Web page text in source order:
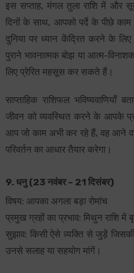
इस सप्ताह, मंगल तुला राशि में और
दिनों के साथ, आपको पर्दे के पीछे
दुनिया पर ध्यान केंद्रित करने के
पुराने भावनात्मक बोझ या आत्म-
लिए प्रेरित महसूस कर सकते हैं।
साप्ताहिक राशिफल भविष्यवाणियाँ
जीवन को व्यवस्थित करने के आपके
आप जो काम अभी कर रहे हैं, वह आने
परिवर्तन का आधार तैयार करेगा।
9. धनु (23 नवंबर – 21 दिसंबर)
विषय: आपका अगला बड़ा रोमांच
प्रमुख ग्रहों का प्रभाव: मिथुन राशि में
सुझाव: किसी ऐसे व्यक्ति से जुड़ें
उनसे सलाह या सहयोग मांगें।